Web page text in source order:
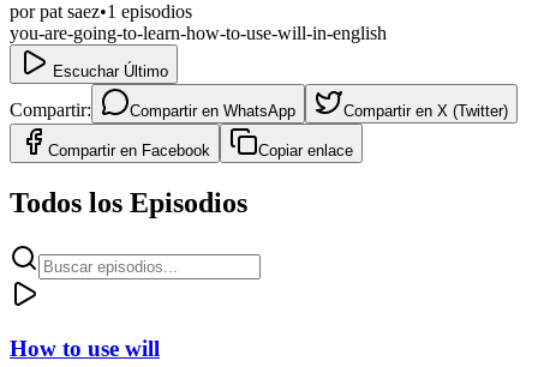
porpat saez•1 episodios
you-are-going-to-learn-how-to-use-will-in-english
Escuchar Último
Compartir: Compartir en WhatsApp Compartir en X (Twitter)
Compartir en Facebook Copiar enlace
Todos los Episodios
How to use will